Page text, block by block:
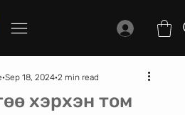
хэрхэн том
Sep 18, 2024 2 min read